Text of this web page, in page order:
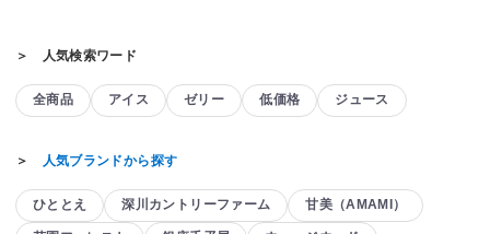
＞ 人気検索ワード
全商品 アイス ゼリー 低価格 ジュース
＞ 人気ブランドから探す
ひととえ 深川カントリーファーム 甘美（AMAMI）